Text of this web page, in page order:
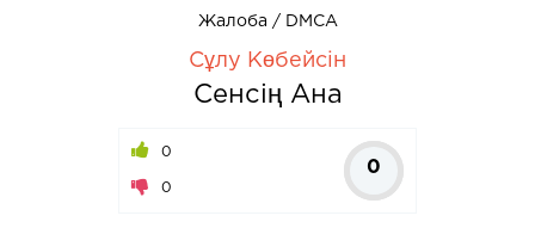
Жалоба / DMCA
Сұлу Көбейсін
Сенсің Ана
0
0
0